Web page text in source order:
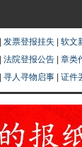
发票登报挂失 软文
法院登报公告 章类
寻人寻物启事 证件